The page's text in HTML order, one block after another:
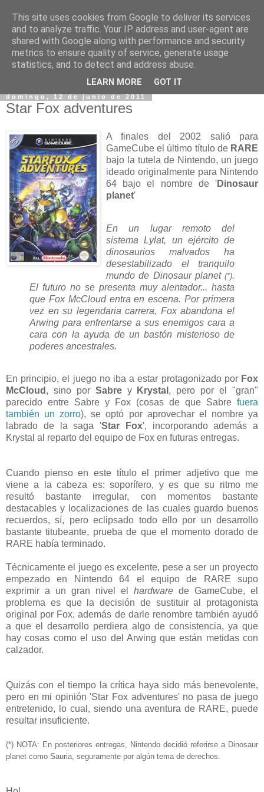
domingo, 12 de junio de 2011
Star Fox adventures
A finales del 2002 salió para
GameCube el último título de RARE
bajo la tutela de Nintendo, un juego
ideado originalmente para Nintendo
64 bajo el nombre de 'Dinosaur
planet'
En un lugar remoto del
sistema Lylat, un ejército de
dinosaurios malvados ha
desestabilizado el tranquilo
mundo de Dinosaur planet (*).
El futuro no se presenta muy alentador... hasta
que Fox McCloud entra en escena. Por primera
vez en su legendaria carrera, Fox abandona el
Arwing para enfrentarse a sus enemigos cara a
cara con la ayuda de un bastón misterioso de
poderes ancestrales.
En principio, el juego no iba a estar protagonizado por Fox
McCloud , sino por Sabrey Krystal , pero por el "gran"
parecido entre Sabre y Fox (cosas de que Sabre fuera
también un zorro), se optó por aprovechar el nombre ya
labrado de la saga 'Star Fox', incorporando además a
Krystal al reparto del equipo de Fox en futuras entregas.
Cuando pienso en este título el primer adjetivo que me
viene a la cabeza es: soporífero, y es que su ritmo me
resultó bastante irregular, con momentos bastante
destacables y localizaciones de las cuales guardo buenos
recuerdos, sí, pero eclipsado todo ello por un desarrollo
bastante titubeante, prueba de que el momento dorado de
RARE había terminado.
Técnicamente el juego es excelente, pese a ser un proyecto
empezado en Nintendo 64 el equipo de RARE supo
exprimir a un gran nivel el hardware de GameCube, el
problema es que la decisión de sustituir al protagonista
original por Fox, además de darle renombre también ayudó
a que el desarrollo perdiera algo de consistencia, ya que
hay cosas como el uso del Arwing que están metidas con
calzador.
Quizás con el tiempo la crítica haya sido más benevolente,
pero en mi opinión 'Star Fox adventures' no pasa de juego
entretenido, lo cual, siendo una aventura de RARE, puede
resultar insuficiente.
(*) NOTA: En posteriores entregas, Nintendo decidió referirse a Dinosaur
planet como Sauria, seguramente por algún tema de derechos.
This site uses cookies from Google to deliver its services
and to analyze traffic. Your IP address and user-agent are
shared with Google along with performance and security
metrics to ensure quality of service, generate usage
statistics, and to detect and address abuse.
LEARN MORE GOT IT